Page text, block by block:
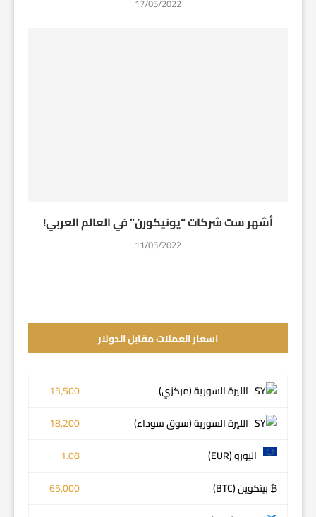
17/05/2022
أشهر ست شركات “يونيكورن” في العالم العربي!
11/05/2022
اسعار العملات مقابل الدولار
الليرة السورية (مركزي)
13,500
الليرة السورية (سوق سوداء)
18,200
اليورو (EUR)
1.08
₿ بيتكوين (BTC)
65,000